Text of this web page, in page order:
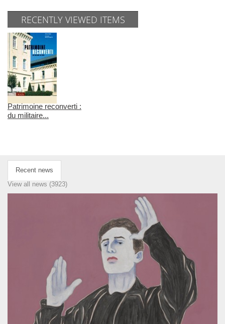
RECENTLY VIEWED ITEMS
Patrimoine reconverti :
du militaire...
Recent news
View all news (3923)